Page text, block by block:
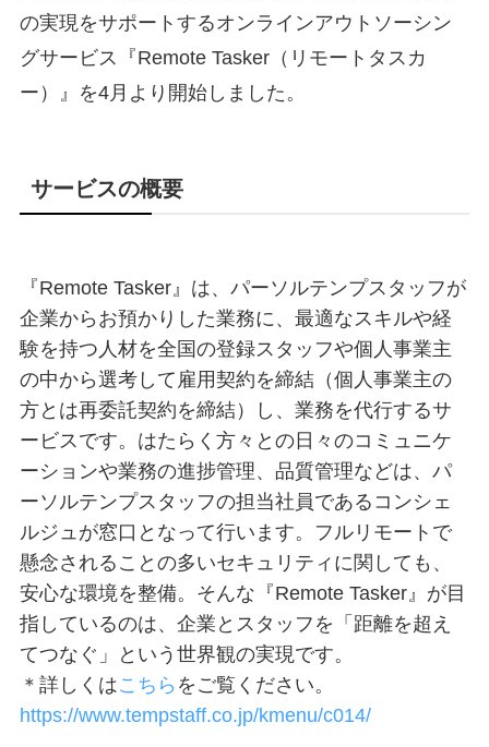
の実現をサポートするオンラインアウトソーシン
グサービス『Remote Tasker（リモートタスカ
ー）』を4月より開始しました。
サービスの概要
『Remote Tasker』は、パーソルテンプスタッフが
企業からお預かりした業務に、最適なスキルや経
験を持つ人材を全国の登録スタッフや個人事業主
の中から選考して雇用契約を締結（個人事業主の
方とは再委託契約を締結）し、業務を代行するサ
ービスです。はたらく方々との日々のコミュニケ
ーションや業務の進捗管理、品質管理などは、パ
ーソルテンプスタッフの担当社員であるコンシェ
ルジュが窓口となって行います。フルリモートで
懸念されることの多いセキュリティに関しても、
安心な環境を整備。そんな『Remote Tasker』が目
指しているのは、企業とスタッフを「距離を超え
てつなぐ」という世界観の実現です。
＊詳しくはこちら をご覧ください。
https://www.tempstaff.co.jp/kmenu/c014/